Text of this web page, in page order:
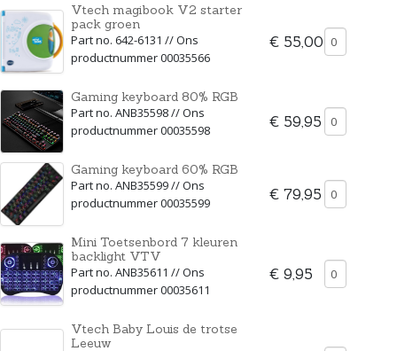
Vtech magibook V2 starter
pack groen
Part no. 642-6131 // Ons
productnummer 00035566
€ 55,00
Gaming keyboard 80% RGB
Part no. ANB35598 // Ons
productnummer 00035598
€ 59,95
Gaming keyboard 60% RGB
Part no. ANB35599 // Ons
productnummer 00035599
€ 79,95
Mini Toetsenbord 7 kleuren
backlight VTV
Part no. ANB35611 // Ons
productnummer 00035611
€ 9,95
Vtech Baby Louis de trotse
Leeuw